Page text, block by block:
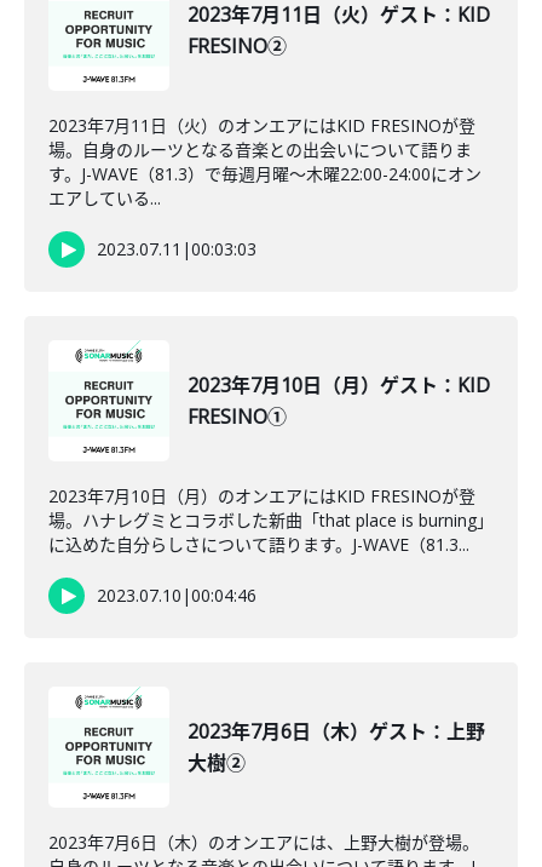
2023年7月11日（火）ゲスト：KID
FRESINO②
2023年7月11日（火）のオンエアにはKID FRESINOが登
場。自身のルーツとなる音楽との出会いについて語りま
す。J-WAVE（81.3）で毎週月曜～木曜22:00-24:00にオン
エアしている...
2023.07.11 |00:03:03
2023年7月10日（月）ゲスト：KID
FRESINO①
2023年7月10日（月）のオンエアにはKID FRESINOが登
場。ハナレグミとコラボした新曲「that place is burning」
に込めた自分らしさについて語ります。J-WAVE（81.3...
2023.07.10 |00:04:46
2023年7月6日（木）ゲスト：上野
大樹②
2023年7月6日（木）のオンエアには、上野大樹が登場。